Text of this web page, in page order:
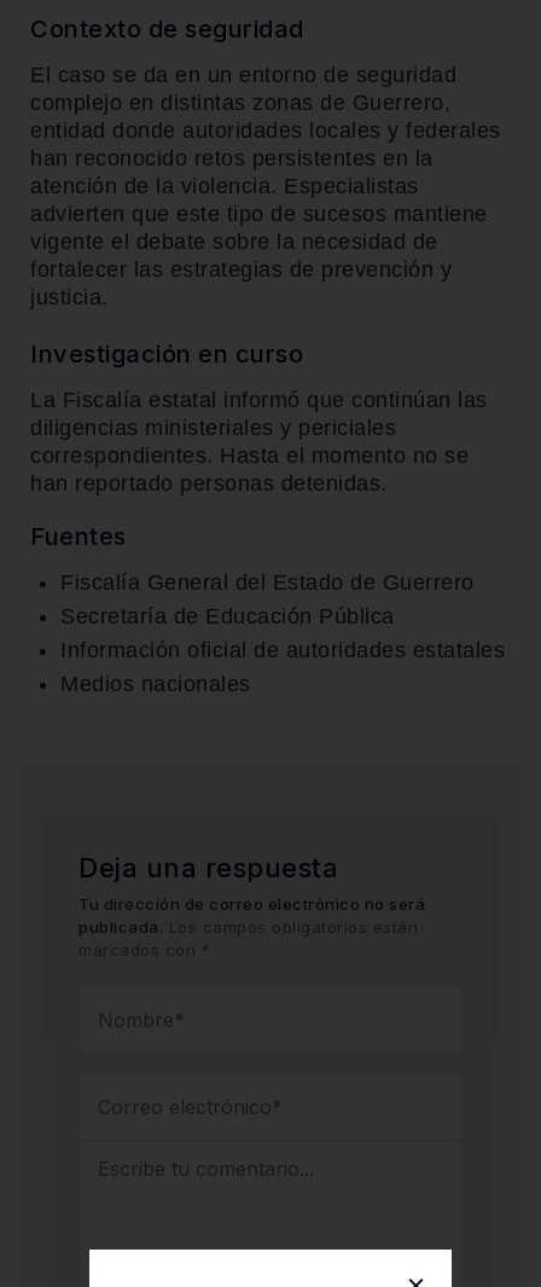
Contexto de seguridad
El caso se da en un entorno de seguridad
complejo en distintas zonas de Guerrero,
entidad donde autoridades locales y federales
han reconocido retos persistentes en la
atención de la violencia. Especialistas
advierten que este tipo de sucesos mantiene
vigente el debate sobre la necesidad de
fortalecer las estrategias de prevención y
justicia.
Investigación en curso
La Fiscalía estatal informó que continúan las
diligencias ministeriales y periciales
correspondientes. Hasta el momento no se
han reportado personas detenidas.
Fuentes
Fiscalía General del Estado de Guerrero
Secretaría de Educación Pública
Información oficial de autoridades estatales
Medios nacionales
Deja una respuesta
Tu dirección de correo electrónico no será
publicada. Los campos obligatorios están
marcados con *